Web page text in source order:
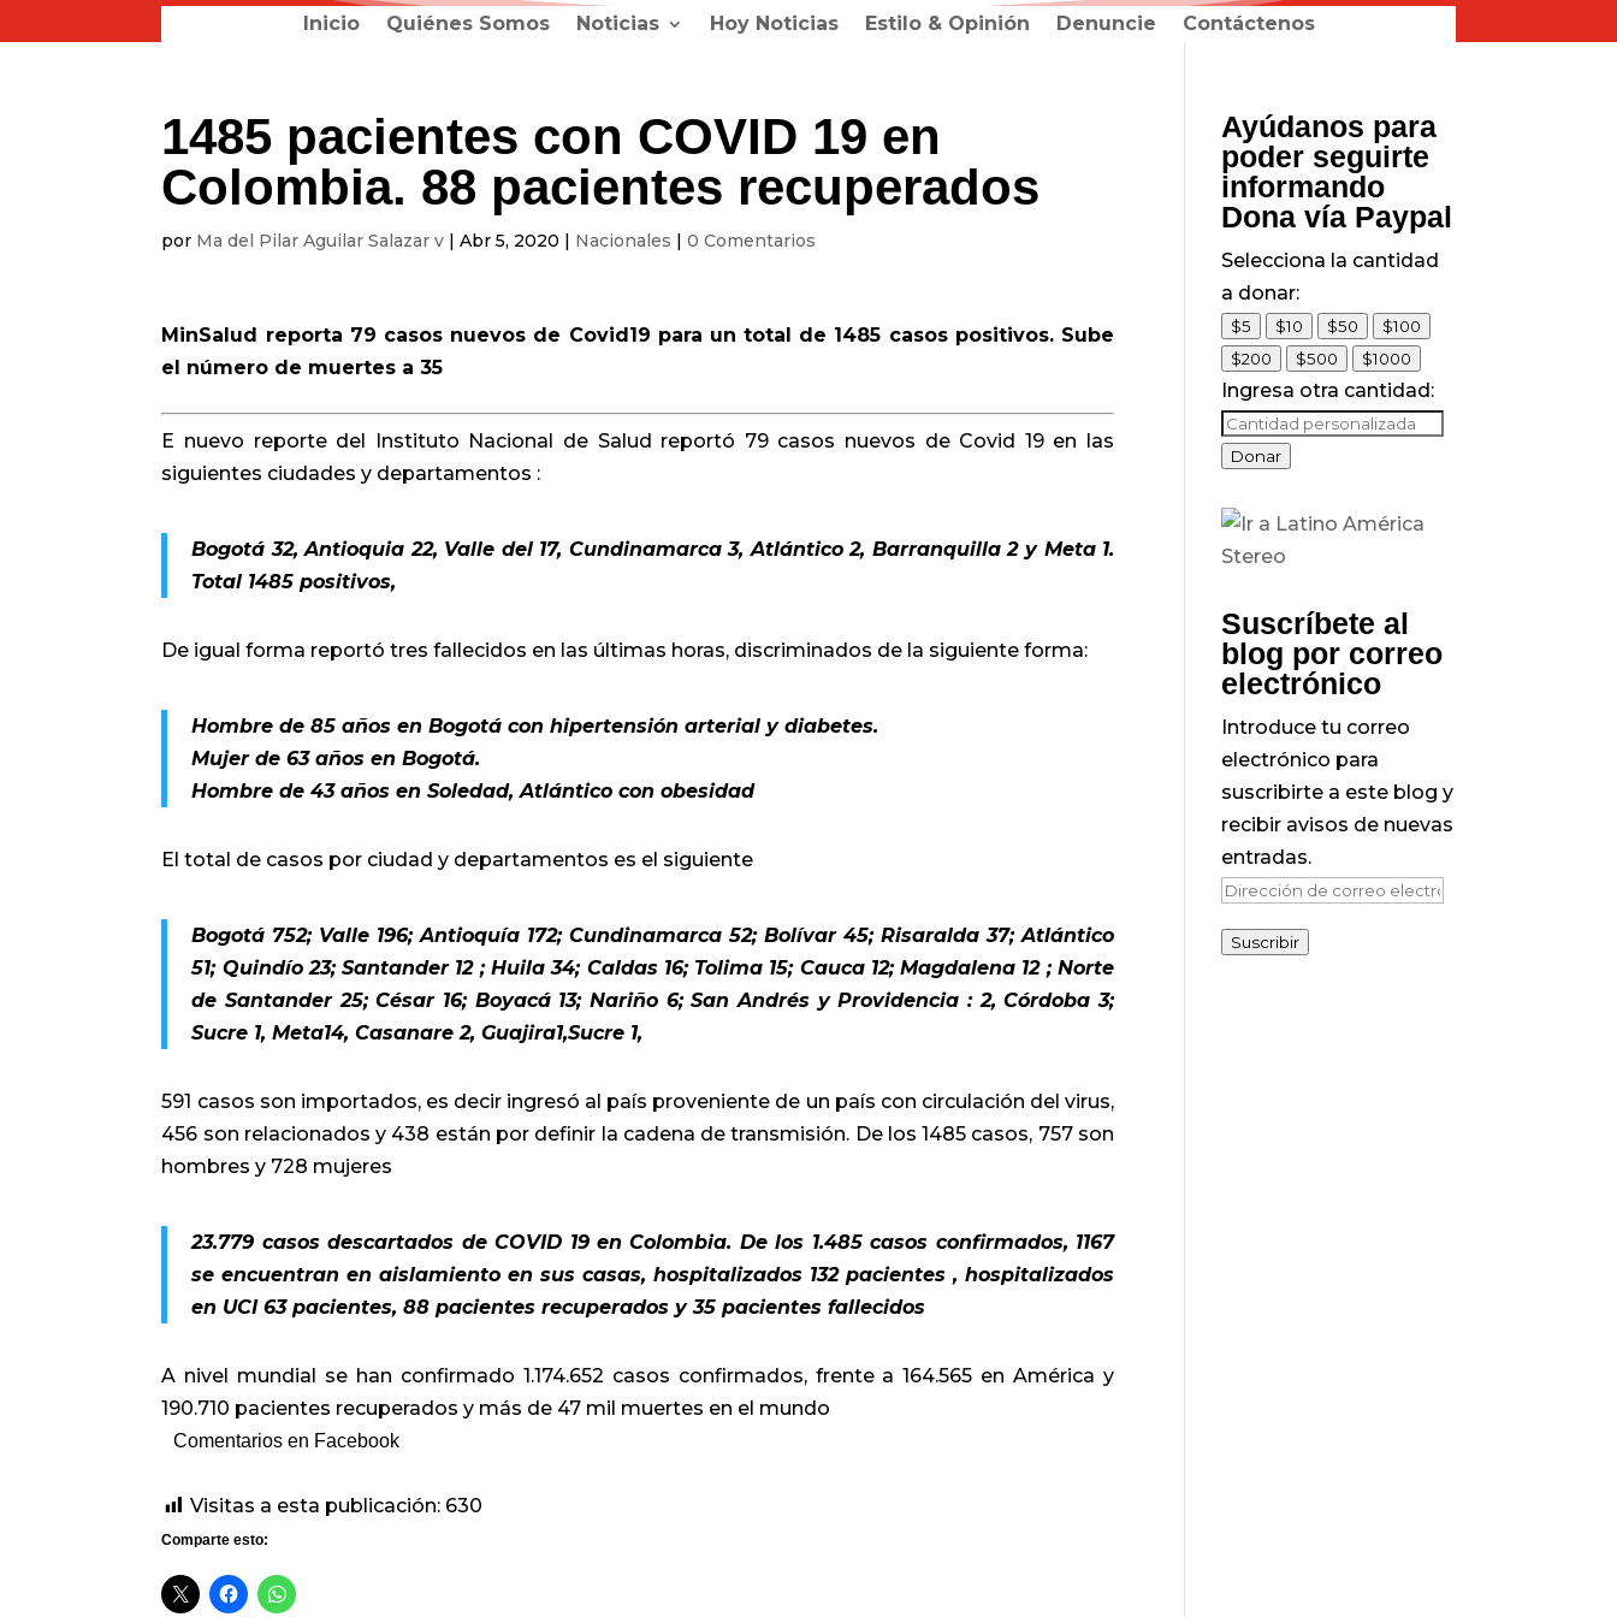
Inicio Quiénes Somos Noticias Hoy Noticias Estilo & Opinión Denuncie Contáctenos
1485 pacientes con COVID 19 en
Colombia. 88 pacientes recuperados
por Ma del Pilar Aguilar Salazar v |Abr 5, 2020 | Nacionales |0 Comentarios
MinSalud reporta 79 casos nuevos de Covid19 para un total de 1485 casos positivos. Sube
el número de muertes a 35
E nuevo reporte del Instituto Nacional de Salud reportó 79 casos nuevos de Covid 19 en las
siguientes ciudades y departamentos :
Bogotá 32, Antioquia 22, Valle del 17, Cundinamarca 3, Atlántico 2, Barranquilla 2 y Meta 1.
Total 1485 positivos,
De igual forma reportó tres fallecidos en las últimas horas, discriminados de la siguiente forma:
Hombre de 85 años en Bogotá con hipertensión arterial y diabetes.
Mujer de 63 años en Bogotá.
Hombre de 43 años en Soledad, Atlántico con obesidad
El total de casos por ciudad y departamentos es el siguiente
Bogotá 752; Valle 196; Antioquía 172; Cundinamarca 52; Bolívar 45; Risaralda 37; Atlántico
51; Quindío 23; Santander 12 ; Huila 34; Caldas 16; Tolima 15; Cauca 12; Magdalena 12 ; Norte
de Santander 25; César 16; Boyacá 13; Nariño 6; San Andrés y Providencia : 2, Córdoba 3;
Sucre 1, Meta14, Casanare 2, Guajira1,Sucre 1,
591 casos son importados, es decir ingresó al país proveniente de un país con circulación del virus,
456 son relacionados y 438 están por definir la cadena de transmisión. De los 1485 casos, 757 son
hombres y 728 mujeres
23.779 casos descartados de COVID 19 en Colombia. De los 1.485 casos confirmados, 1167
se encuentran en aislamiento en sus casas, hospitalizados 132 pacientes , hospitalizados
en UCI 63 pacientes, 88 pacientes recuperados y 35 pacientes fallecidos
A nivel mundial se han confirmado 1.174.652 casos confirmados, frente a 164.565 en América y
190.710 pacientes recuperados y más de 47 mil muertes en el mundo
Comentarios en Facebook
Visitas a esta publicación: 630
Comparte esto:
Ayúdanos para
poder seguirte
informando
Dona vía Paypal
Selecciona la cantidad
a donar:
$5 $10 $50
$100
$200
$500 $1000
Ingresa otra cantidad:
Donar
Suscríbete al
blog por correo
electrónico
Introduce tu correo
electrónico para
suscribirte a este blog y
recibir avisos de nuevas
entradas.
Dirección
correo
Suscribir